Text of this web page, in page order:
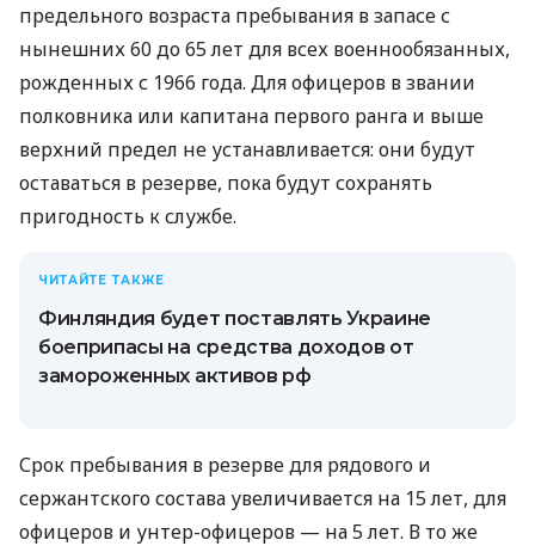
предельного возраста пребывания в запасе с
нынешних 60 до 65 лет для всех военнообязанных,
рожденных с 1966 года. Для офицеров в звании
полковника или капитана первого ранга и выше
верхний предел не устанавливается: они будут
оставаться в резерве, пока будут сохранять
пригодность к службе.
ЧИТАЙТЕ ТАКЖЕ
Финляндия будет поставлять Украине
боеприпасы на средства доходов от
замороженных активов рф
Срок пребывания в резерве для рядового и
сержантского состава увеличивается на 15 лет, для
офицеров и унтер-офицеров — на 5 лет. В то же